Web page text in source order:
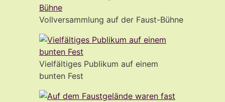
Vollversammlung auf der Faust-Bühne
Vielfältiges Publikum auf einem
bunten Fest